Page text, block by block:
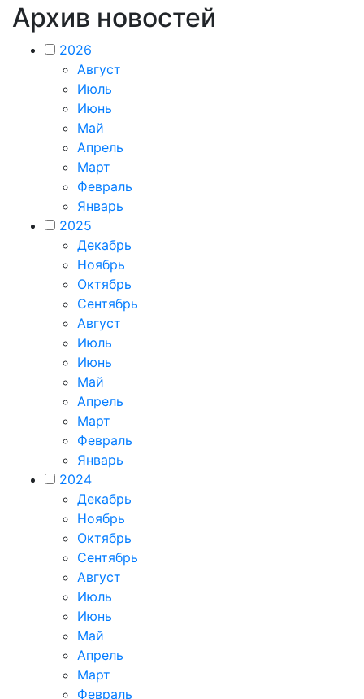
Архив новостей
2026
Август
Июль
Июнь
Май
Апрель
Март
Февраль
Январь
2025
Декабрь
Ноябрь
Октябрь
Сентябрь
Август
Июль
Июнь
Май
Апрель
Март
Февраль
Январь
2024
Декабрь
Ноябрь
Октябрь
Сентябрь
Август
Июль
Июнь
Май
Апрель
Март
Февраль